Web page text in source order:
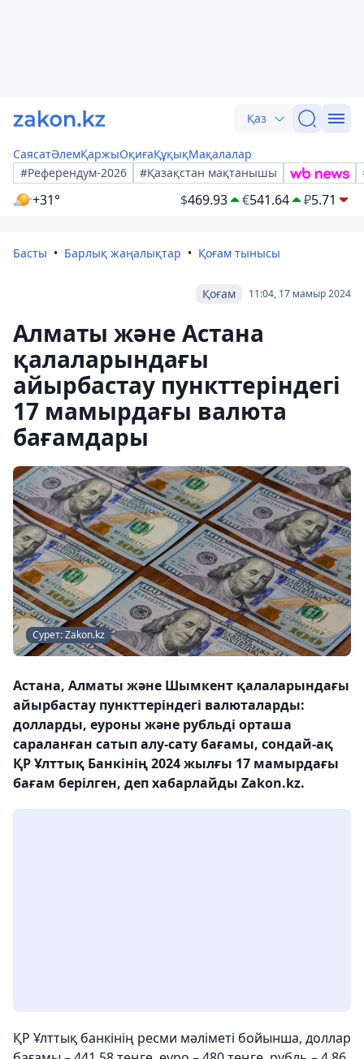
Қаз
СаясатӘлемҚаржыОқиғаҚұқықМақалалар
#Референдум-2026
#Қазақстан мақтанышы
+31° $469.93 €541.64 ₽5.71
Басты Барлық жаңалықтар Қоғам тынысы
11:04, 17 мамыр 2024
Қоғам
Алматы және Астана
қалаларындағы
айырбастау пункттеріндегі
17 мамырдағы валюта
бағамдары
Сурет: Zakon.kz
Астана, Алматы және Шымкент қалаларындағы
айырбастау пункттеріндегі валюталарды:
долларды, еуроны және рубльді орташа
сараланған сатып алу-сату бағамы, сондай-ақ
ҚР Ұлттық Банкінің 2024 жылғы 17 мамырдағы
бағам берілген, деп хабарлайды Zakon.kz.
ҚР Ұлттық банкінің ресми мәліметі бойынша, доллар